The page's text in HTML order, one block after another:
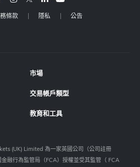
條款 隱私 公告
市場
交易帳戶類型
教育和工具
(UK) Limited 為一家英國公司（公司註冊
融行為監管局（FCA）授權並受其監管（ FCA